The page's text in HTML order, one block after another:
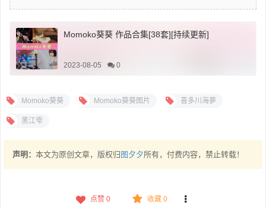
Momoko葵葵 作品合集[38套][持续更新]
2023-08-05 0
Momoko葵葵 Momoko葵葵图片 喜多川海夢
黑江雫
声明： 本文为原创文章，版权归 图夕夕所有，付费内容，禁止转载！
点赞 0 收藏 0